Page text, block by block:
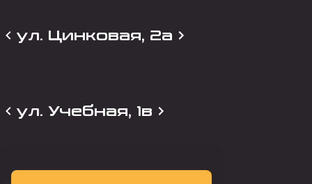
ул. Цинковая, 2а
ул. Учебная, 1в